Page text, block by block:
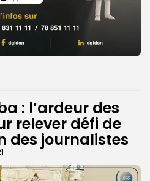
: l’ardeur des
relever défi de
des journalistes